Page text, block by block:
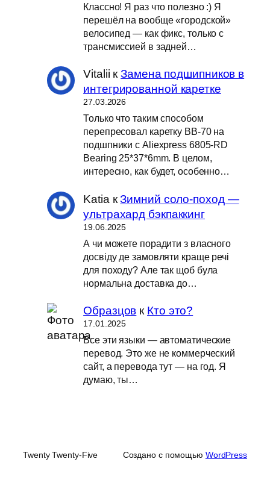
Классно! Я раз что полезно :) Я
перешёл на вообще «городской»
велосипед — как фикс, только с
трансмиссией в задней…
Vitalii кЗамена подшипников в
интегрированной каретке
27.03.2026
Только что таким способом
перепресовал каретку BB-70 на
подшпники с Aliexpress 6805-RD
Bearing 25*37*6mm. В целом,
интересно, как будет, особенно…
Katia кЗимний соло-поход —
ультрахард бэкпаккинг
19.06.2025
А чи можете порадити з власного
досвіду де замовляти краще речі
для походу? Але так щоб була
нормальна доставка до…
Образцов к Кто это?
17.01.2025
Все эти языки — автоматические
перевод. Это же не коммерческий
сайт, а перевода тут — на год. Я
думаю, ты…
Twenty Twenty-Five Создано с помощью WordPress